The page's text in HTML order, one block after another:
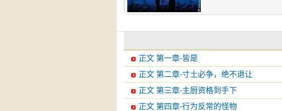
正文 第一章-皆是
正文 第二章-寸土必争，绝不退让
正文 第三章-主厨资格到手下
正文 第四章-行为反常的怪物